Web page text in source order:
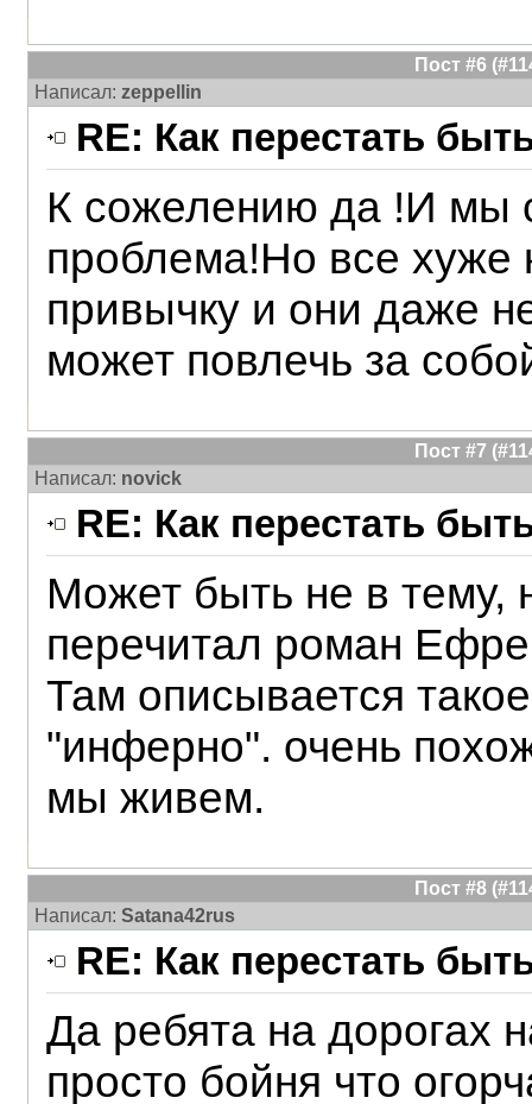
Пост #6
Написал: zeppellin
RE: Как перестать
К сожелению да !И мы
проблема!Но все хуже
привычку и они даже
может повлечь за
Пост #7
Написал: novick
RE: Как перестать
Может быть не в тему,
перечитал роман
Там описывается
"инферно". очень
мы живем.
Пост #8
Написал: Satana42rus
RE: Как перестать
Да ребята на дорогах
просто бойня что